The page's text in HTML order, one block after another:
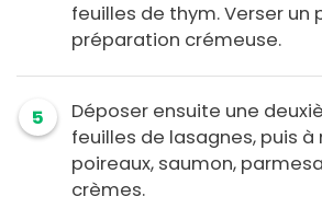
feuilles de thym. Verser un
préparation crémeuse.
5
Déposer ensuite une
feuilles de lasagnes, puis à
poireaux, saumon,
crèmes.